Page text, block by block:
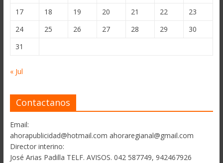
17
18 19 20 21 22
23
24
25 26 27 28 29
30
31
« Jul
Contactanos
Email:
ahorapublicidad@hotmail.com ahoraregianal@gmail.com
Director interino:
José Arias Padilla TELF. AVISOS. 042 587749, 942467926